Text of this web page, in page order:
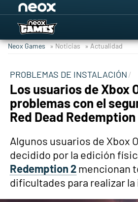
Hyrule
Super Mario
Cyberpunk 2077
Hyrule Warriors
Asia peculiar
Neox Games » Noticias » Actualidad
PROBLEMAS DE INSTALACIÓN
Los usuarios de Xbox
problemas con el
Red Dead Redemption
Algunos usuarios de Xbox
decidido por la edición
Redemption 2mencionan
dificultades para realizar la